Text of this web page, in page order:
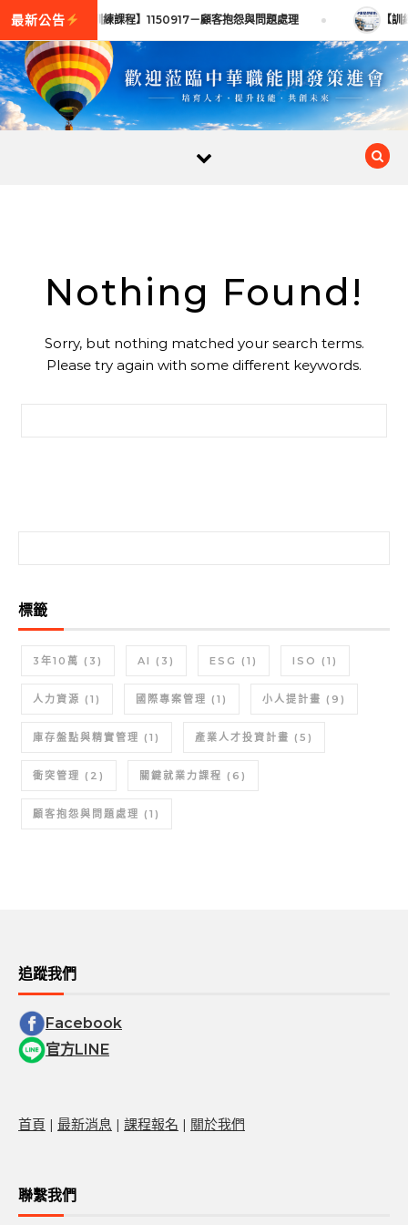
Skip to content
【訓練課程】1150917－顧客抱怨與問題處理 【
Nothing Found!
Sorry, but nothing matched your search terms.
Please try again with some different keywords.
標籤
3年10萬 (3) AI (3) ESG (1) ISO (1)
人力資源 (1) 國際專案管理 (1) 小人提計畫 (9)
庫存盤點與精實管理 (1) 產業人才投資計畫 (5)
衝突管理 (2) 關鍵就業力課程 (6)
顧客抱怨與問題處理 (1)
追蹤我們
Facebook
官方LINE
首頁 | 最新消息 | 課程報名 | 關於我們
聯繫我們